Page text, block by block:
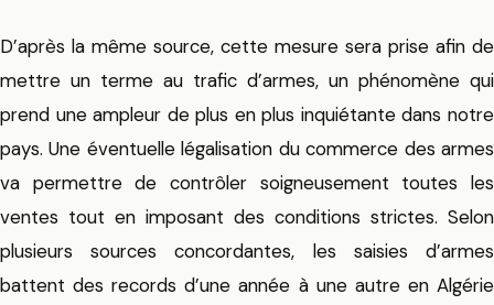
D’après la même source, cette mesure sera prise afin de
mettre un terme au trafic d’armes, un phénomène qui
prend une ampleur de plus en plus inquiétante dans notre
pays. Une éventuelle légalisation du commerce des armes
va permettre de contrôler soigneusement toutes les
ventes tout en imposant des conditions strictes. Selon
plusieurs sources concordantes, les saisies d’armes
battent des records d’une année à une autre en Algérie